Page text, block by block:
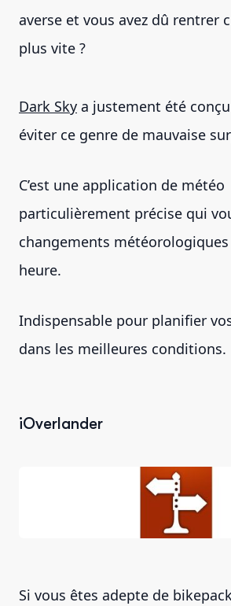
averse et vous avez dû rentrer
plus vite ?
Dark Sky a justement été
éviter ce genre de mauvaise
C’est une application de météo
particulièrement précise qui
changements
heure.
Indispensable pour planifier
dans les meilleures conditions.
iOverlander
Si vous êtes adepte de